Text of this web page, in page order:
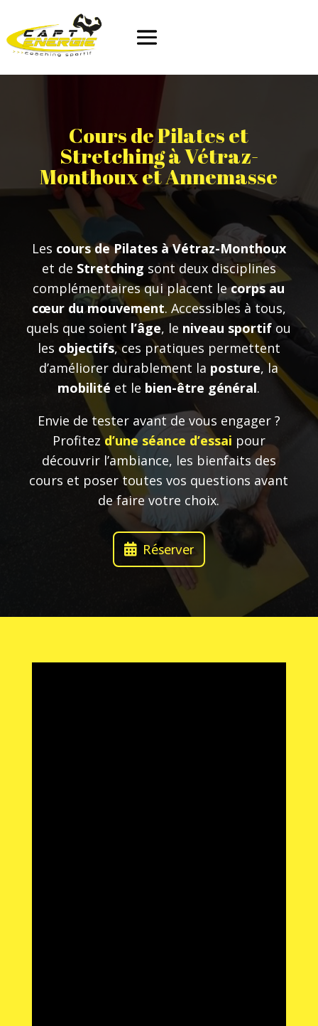
Cours de Pilates et
Stretching à Vétraz-
Monthoux et Annemasse
Les cours de Pilates à Vétraz-Monthoux
et de Stretching sont deux disciplines
complémentaires qui placent lecorps au
cœur du mouvement. Accessibles à tous,
quels que soient l’âge, le niveau sportif ou
les objectifs, ces pratiques permettent
d’améliorer durablement la posture, la
mobilité et le bien-être général.
Envie de tester avant de vous engager ?
Profitezd’une séance d’essai pour
découvrir l’ambiance, les bienfaits des
cours et poser toutes vos questions avant
de faire votre choix.
Réserver